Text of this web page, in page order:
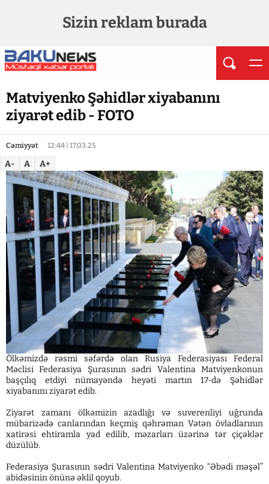
Sizin reklam burada
Matviyenko Şəhidlər xiyabanını
ziyarət edib - FOTO
Cəmiyyət 12:44 | 17.03.25
A- A A+
Ölkəmizdə rəsmi səfərdə olan Rusiya Federasiyası Federal
Məclisi Federasiya Şurasının sədri Valentina Matviyenkonun
başçılıq etdiyi nümayəndə heyəti martın 17-də Şəhidlər
xiyabanını ziyarət edib.
Ziyarət zamanı ölkəmizin azadlığı və suverenliyi uğrunda
mübarizədə canlarından keçmiş qəhrəman Vətən övladlarının
xatirəsi ehtiramla yad edilib, məzarları üzərinə tər çiçəklər
düzülüb.
Federasiya Şurasının sədri Valentina Matviyenko “Əbədi məşəl”
abidəsinin önünə əklil qoyub.